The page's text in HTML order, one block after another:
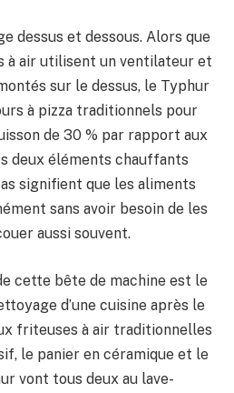
dessus et dessous. Alors que
à air utilisent un ventilateur et
sur le dessus, le Typhur
à pizza traditionnels pour
de 30 % par rapport aux
deux éléments chauffants
signifient que les aliments
sans avoir besoin de les
aussi souvent.
cette bête de machine est le
d’une cuisine après le
friteuses à air traditionnelles
le panier en céramique et le
vont tous deux au lave-